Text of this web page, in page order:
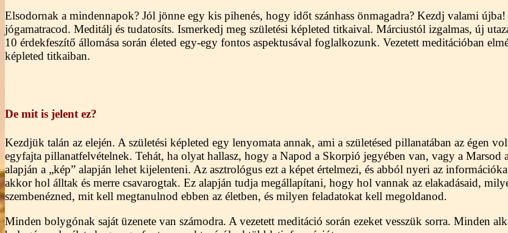
Elsodornak a mindennapok? Jól jönne egy kis pihenés, hogy időt szánhass önmagadra? Kezdj valami újba!
jógamatracod. Meditálj és tudatosíts. Ismerkedj meg születési képleted titkaival. Márciustól izgalmas, új
10 érdekfeszítő állomása során életed egy-egy fontos aspektusával foglalkozunk. Vezetett meditációban
képleted titkaiban.
De mit is jelent ez?
Kezdjük talán az elején. A születési képleted egy lenyomata annak, ami a születésed pillanatában az égen
egyfajta pillanatfelvételnek. Tehát, ha olyat hallasz, hogy a Napod a Skorpió jegyében van, vagy a Marsod
alapján a „kép” alapján lehet kijelenteni. Az asztrológus ezt a képet értelmezi, és abból nyeri az
akkor hol álltak és merre csavarogtak. Ez alapján tudja megállapítani, hogy hol vannak az elakadásaid,
szembenézned, mit kell megtanulnod ebben az életben, és milyen feladatokat kell megoldanod.
Minden bolygónak saját üzenete van számodra. A vezetett meditáció során ezeket vesszük sorra. Minden